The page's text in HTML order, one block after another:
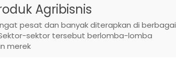
Agribisnis
pesat dan banyak diterapkan di berbagai
sektor tersebut berlomba-lomba
merek